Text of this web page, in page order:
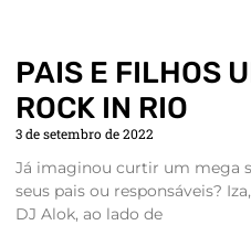
PAIS E FILHOS
ROCK IN RIO
3 de setembro de 2022
Já imaginou curtir um mega
seus pais ou responsáveis?
DJ Alok, ao lado de